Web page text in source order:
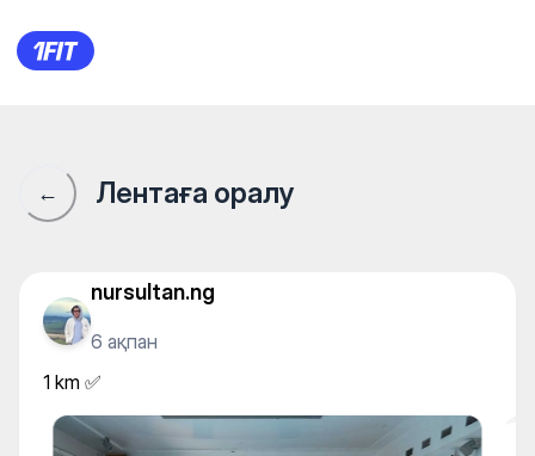
Бассейн Almaty Arena —
← Лентаға оралу
nursultan.ng
6 ақпан
1 km ✅